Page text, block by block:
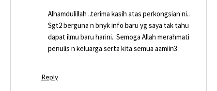
Alhamdulillah ..terima kasih atas perkongsian ni..
Sgt2 berguna n bnyk info baru yg saya tak tahu
dapat ilmu baru harini.. Semoga Allah merahmati
penulis n keluarga serta kita semua aamiin3
Reply